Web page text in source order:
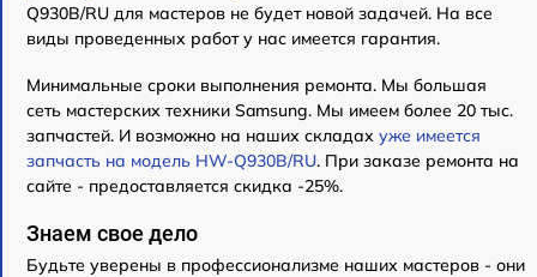
Q930B/RU для мастеров не будет новой задачей. На все
виды проведенных работ у нас имеется гарантия.
Минимальные сроки выполнения ремонта. Мы большая
сеть мастерских техники Samsung. Мы имеем более 20 тыс.
запчастей. И возможно на наших складах уже имеется
запчасть на модель HW-Q930B/RU. При заказе ремонта на
сайте - предоставляется скидка -25%.
Знаем свое дело
Будьте уверены в профессионализме наших мастеров - они